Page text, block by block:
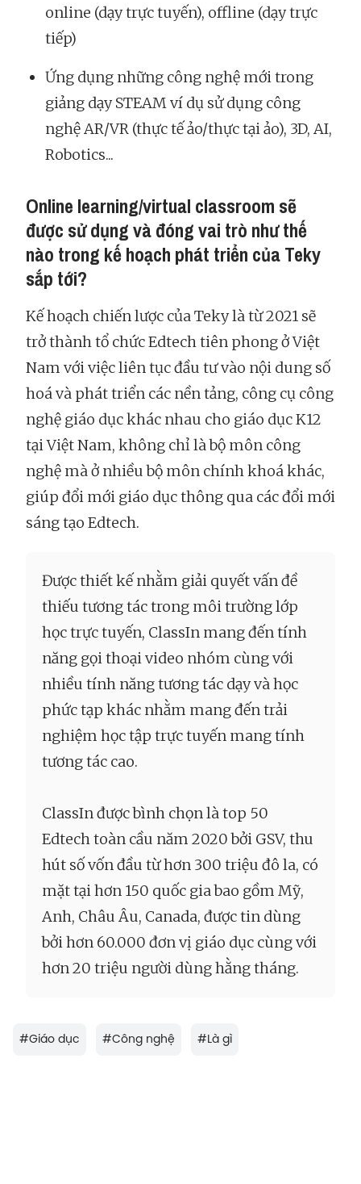
online (dạy trực tuyến), offline (dạy trực
tiếp)
Ứng dụng những công nghệ mới trong
giảng dạy STEAM ví dụ sử dụng công
nghệ AR/VR (thực tế ảo/thực tại ảo), 3D, AI,
Robotics...
Online learning/virtual classroom sẽ
được sử dụng và đóng vai trò như thế
nào trong kế hoạch phát triển của Teky
sắp tới?
Kế hoạch chiến lược của Teky là từ 2021 sẽ
trở thành tổ chức Edtech tiên phong ở Việt
Nam với việc liên tục đầu tư vào nội dung số
hoá và phát triển các nền tảng, công cụ công
nghệ giáo dục khác nhau cho giáo dục K12
tại Việt Nam, không chỉ là bộ môn công
nghệ mà ở nhiều bộ môn chính khoá khác,
giúp đổi mới giáo dục thông qua các đổi mới
sáng tạo Edtech.
Được thiết kế nhằm giải quyết vấn đề
thiếu tương tác trong môi trường lớp
học trực tuyến, ClassIn mang đến tính
năng gọi thoại video nhóm cùng với
nhiều tính năng tương tác dạy và học
phức tạp khác nhằm mang đến trải
nghiệm học tập trực tuyến mang tính
tương tác cao.
ClassIn được bình chọn là top 50
Edtech toàn cầu năm 2020 bởi GSV, thu
hút số vốn đầu từ hơn 300 triệu đô la, có
mặt tại hơn 150 quốc gia bao gồm Mỹ,
Anh, Châu Âu, Canada, được tin dùng
bởi hơn 60.000 đơn vị giáo dục cùng với
hơn 20 triệu người dùng hằng tháng.
#Giáo dục #Công nghệ #Là gì